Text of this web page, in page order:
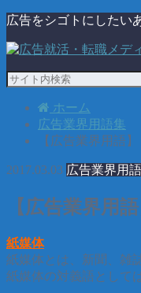
広告をシゴトにしたい
ホーム
広告業界用語集
【広告業界用語
2017.03.03 広告業界用
【広告業界用
紙媒体
紙媒体とは、新聞、雑
紙媒体の対義語として